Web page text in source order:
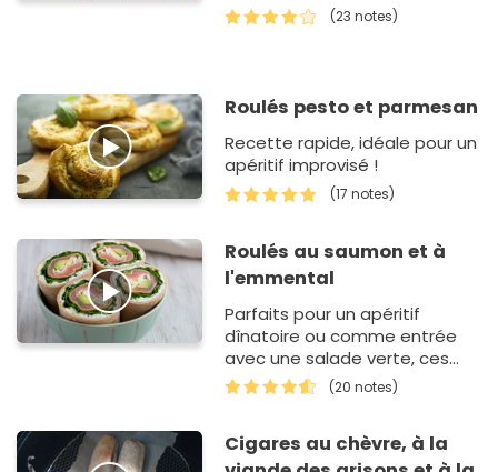
(23 notes)
Roulés pesto et parmesan
Recette rapide, idéale pour un
apéritif improvisé !
(17 notes)
Roulés au saumon et à
l'emmental
Parfaits pour un apéritif
dînatoire ou comme entrée
avec une salade verte, ces
petits rouleaux sont très vite
faits et savoureux!
(20 notes)
Cigares au chèvre, à la